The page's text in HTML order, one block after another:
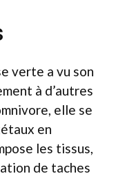
verte a vu son
à d’autres
elle se
en
les tissus,
de taches